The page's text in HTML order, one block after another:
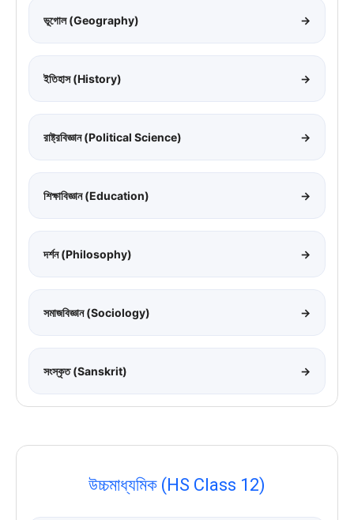
ভূগোল (Geography) →
ইতিহাস (History) →
রাষ্ট্রবিজ্ঞান (Political Science) →
শিক্ষাবিজ্ঞান (Education) →
দর্শন (Philosophy) →
সমাজবিজ্ঞান (Sociology) →
সংস্কৃত (Sanskrit) →
উচ্চমাধ্যমিক (HS Class 12)